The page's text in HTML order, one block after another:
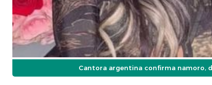
Cantora argentina confirma namoro,